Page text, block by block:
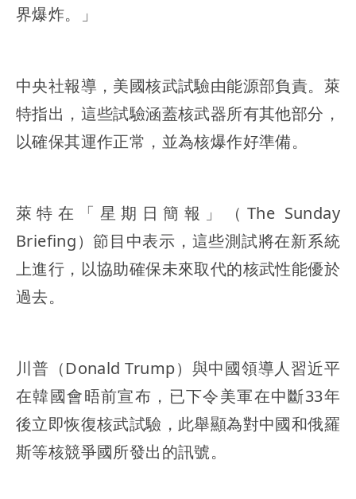
界爆炸。」
中央社報導，美國核武試驗由能源部負責。萊
特指出，這些試驗涵蓋核武器所有其他部分，
以確保其運作正常，並為核爆作好準備。
萊特在「星期日簡報」（The Sunday
Briefing）節目中表示，這些測試將在新系統
上進行，以協助確保未來取代的核武性能優於
過去。
川普（Donald Trump）與中國領導人習近平
在韓國會晤前宣布，已下令美軍在中斷33年
後立即恢復核武試驗，此舉顯為對中國和俄羅
斯等核競爭國所發出的訊號。